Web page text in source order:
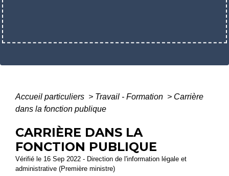
Accueil particuliers > Travail - Formation > Carrière
dans la fonction publique
CARRIÈRE DANS LA
FONCTION PUBLIQUE
Vérifié le 16 Sep 2022 - Direction de l'information légale et
administrative (Première ministre)